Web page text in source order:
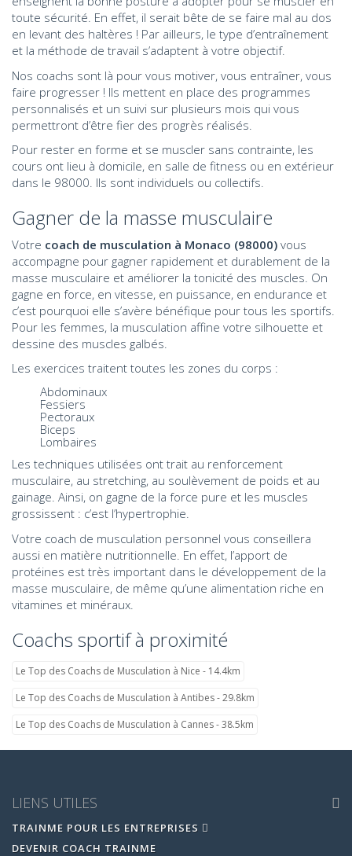
toute sécurité. En effet, il serait bête de se faire mal au dos
en levant des haltères ! Par ailleurs, le type d’entraînement
et la méthode de travail s’adaptent à votre objectif.
Nos coachs sont là pour vous motiver, vous entraîner, vous
faire progresser ! Ils mettent en place des programmes
personnalisés et un suivi sur plusieurs mois qui vous
permettront d’être fier des progrès réalisés.
Pour rester en forme et se muscler sans contrainte, les
cours ont lieu à domicile, en salle de fitness ou en extérieur
dans le 98000. Ils sont individuels ou collectifs.
Gagner de la masse musculaire
Votre coach de musculation à Monaco (98000) vous
accompagne pour gagner rapidement et durablement de la
masse musculaire et améliorer la tonicité des muscles. On
gagne en force, en vitesse, en puissance, en endurance et
c’est pourquoi elle s’avère bénéfique pour tous les sportifs.
Pour les femmes, la musculation affine votre silhouette et
dessine des muscles galbés.
Les exercices traitent toutes les zones du corps :
Abdominaux
Fessiers
Pectoraux
Biceps
Lombaires
Les techniques utilisées ont trait au renforcement
musculaire, au stretching, au soulèvement de poids et au
gainage. Ainsi, on gagne de la force pure et les muscles
grossissent : c’est l’hypertrophie.
Votre coach de musculation personnel vous conseillera
aussi en matière nutritionnelle. En effet, l’apport de
protéines est très important dans le développement de la
masse musculaire, de même qu’une alimentation riche en
vitamines et minéraux.
Coachs sportif à proximité
Le Top des Coachs de Musculation à Nice - 14.4km
Le Top des Coachs de Musculation à Antibes - 29.8km
Le Top des Coachs de Musculation à Cannes - 38.5km
LIENS UTILES
TRAINME POUR LES ENTREPRISES
DEVENIR COACH TRAINME